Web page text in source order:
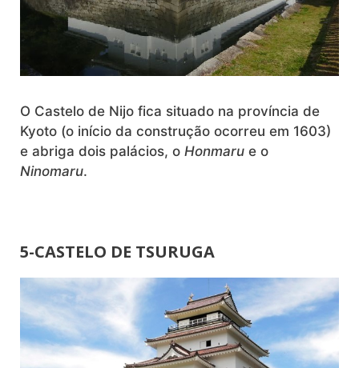
O Castelo de Nijo fica situado na província de
Kyoto (o início da construção ocorreu em 1603)
e abriga dois palácios, o Honmaru e o
Ninomaru.
5-CASTELO DE TSURUGA